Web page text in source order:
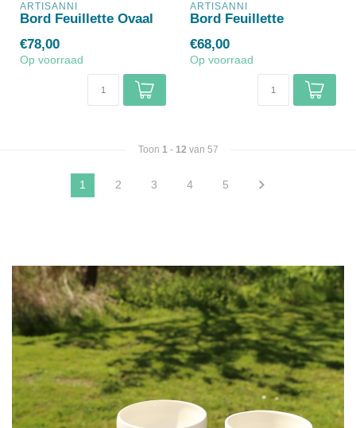
ARTISANNI
Bord Feuillette Ovaal
€78,00
Op voorraad
ARTISANNI
Bord Feuillette
€68,00
Op voorraad
Toon 1- 12 van 57
1 2 3 4 5